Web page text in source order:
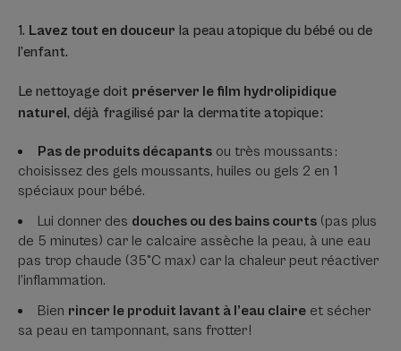
1. Lavez tout en douceur la peau atopique du bébé ou de
l’enfant.
Le nettoyage doit préserver le film hydrolipidique
naturel, déjà fragilisé par la dermatite atopique :
Pas de produits décapants ou très moussants :
choisissez des gels moussants, huiles ou gels 2 en 1
spéciaux pour bébé.
Lui donner des douches ou des bains courts (pas plus
de 5 minutes) car le calcaire assèche la peau, à une eau
pas trop chaude (35°C max) car la chaleur peut réactiver
l’inflammation.
Bien rincer le produit lavant à l’eau claire et sécher
sa peau en tamponnant, sans frotter !